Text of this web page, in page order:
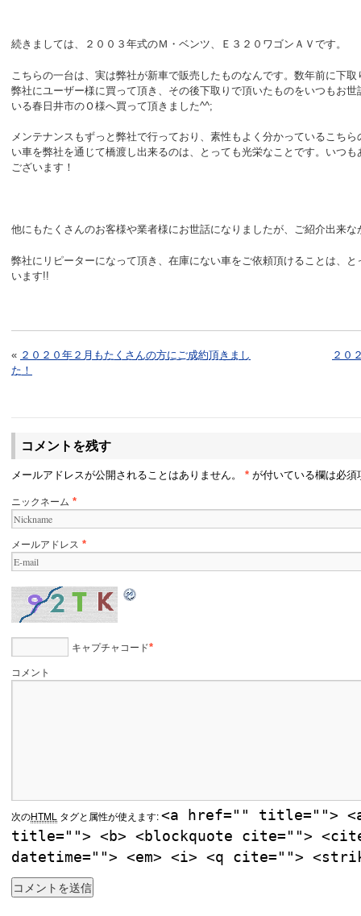
続きましては、２００３年式のＭ・ベンツ、Ｅ３２０ワゴンＡＶです。
こちらの一台は、実は弊社が新車で販売したものなんです。数年前に下取
弊社にユーザー様に買って頂き、その後下取りで頂いたものをいつもお世
いる春日井市のＯ様へ買って頂きました^^;
メンテナンスもずっと弊社で行っており、素性もよく分かっているこちら
い車を弊社を通じて橋渡し出来るのは、とっても光栄なことです。いつも
ございます！
他にもたくさんのお客様や業者様にお世話になりましたが、ご紹介出来
弊社にリピーターになって頂き、在庫にない車をご依頼頂けることは、
います!!
« ２０２０年２月もたくさんの方にご成約頂きまし
た！
２０
コメントを残す
メールアドレスが公開されることはありません。 * が付いている欄は必須
ニックネーム *
メールアドレス *
キャプチャコード*
コメント
次のHTML タグと属性が使えます:<a href="" title="">
title=""> <b> <blockquote cite="">
datetime=""> <em> <i> <q cite="">